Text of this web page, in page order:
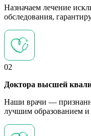
Назначаем лечение
обследования,
02
Доктора высшей
Наши врачи —
лучшим образованием